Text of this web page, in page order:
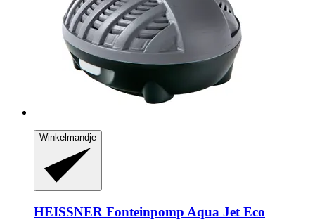
Winkelmandje
HEISSNER Fonteinpomp Aqua Jet Eco